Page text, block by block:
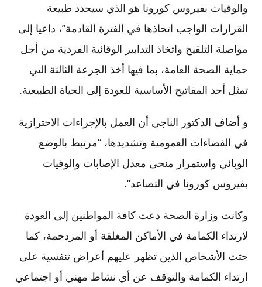
والوفيات بفيروس كورونا هو الذي سيحدد طبيعة
القرارات الواجب اتحاذها في الفترة القادمة”، داعيا إلى
مواصلة التلقيح واتخاذ التدابير الوقائية الفردية من أجل
حماية الصحة العامة، بما فيها أخذ الجرعة الثالثة التي
تمثل أحد المفاتيح الأساسية للعودة إلى الحياة الطبيعية.
و أضاف الدكتور الناجي أن العمل بالإجراءات الاحترازية
في الفضاءات العمومية وتشديدها، “مرتبط بالوضع
الوبائي واستمرار منحى معدل الإصابات والوفيات
بفيروس كورونا في التصاعد”.
وكانت وزارة الصحة دعت كافة المواطنين إلى العودة
لارتداء الكمامة في الأماكن المغلقة أو المزدحمة، كما
حثت الأشخاص الذين تظهر عليهم أعراض تنفسية على
ارتداء الكمامة والتوقف عن أي نشاط مهني أو اجتماعي